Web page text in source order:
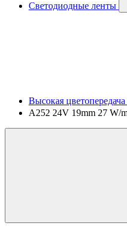
Светодиодные ленты
Высокая
A252 24V 19mm 27 W/